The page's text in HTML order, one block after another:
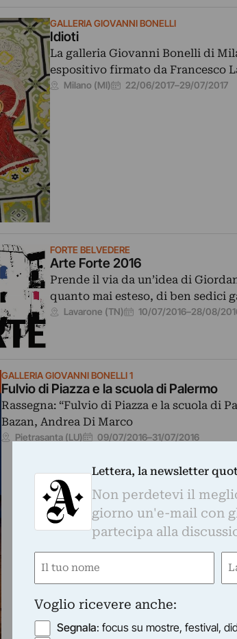
GALLERIA GIOVANNI BONELLI
Idioti
La galleria Giovanni Bonelli di
espositivo firmato da Francesco
Milano (MI) 22/06/2017–29/07/2017
FORTE BELVEDERE
Arte Forte 2016
Prende il via da un’idea di
quanto mai esteso, di ben sedici
Lavarone (TN) 10/07/2016–28/08/
GALLERIA GIOVANNI BONELLI 1
Fulvio di Piazza e la scuola di Palermo
Rassegna: “Fulvio di Piazza e la scuola di
Bazan, Andrea Di Marco
Pietrasanta (LU) 09/07/2016–31/07/2016
Lettera, la newsletter
Non perdetevi il
giorno un'e-mail con
partecipa alla
Nome
Voglio ricevere anche:
Segnala: focus su mostre, festival,